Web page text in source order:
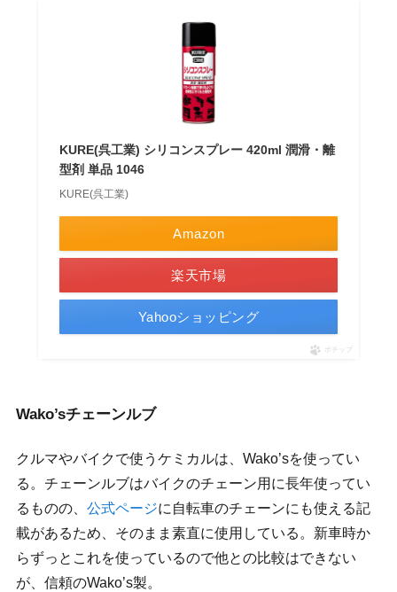
KURE(呉工業) シリコンスプレー 420ml 潤滑・離
型剤 単品 1046
KURE(呉工業)
Amazon
楽天市場
Yahooショッピング
ポチップ
Wako’sチェーンルブ
クルマやバイクで使うケミカルは、Wako’sを使ってい
る。チェーンルブはバイクのチェーン用に長年使ってい
るものの、 公式ページに自転車のチェーンにも使える記
載があるため、そのまま素直に使用している。新車時か
らずっとこれを使っているので他との比較はできない
が、信頼のWako’s製。